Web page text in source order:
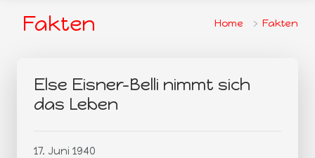
Fakten Home Fakten
Else Eisner-Belli nimmt sich
das Leben
17. Juni 1940